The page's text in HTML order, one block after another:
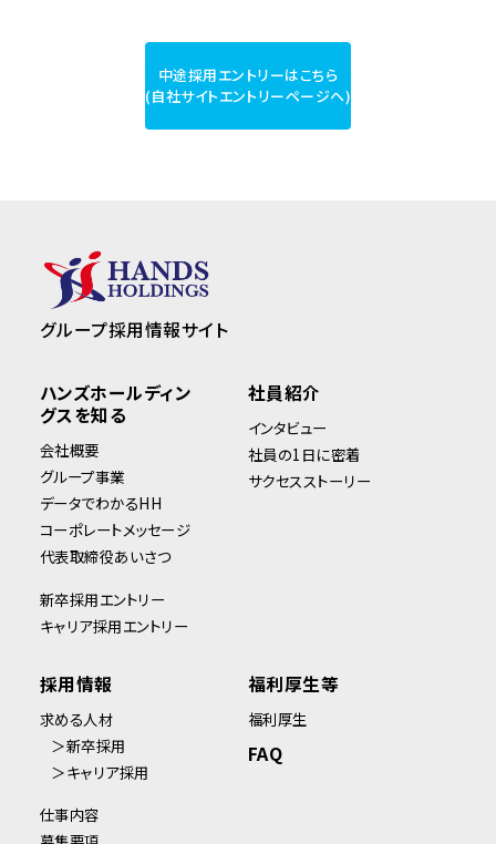
中途採用エントリーはこちら
(自社サイトエントリーページヘ)
グループ採用情報サイト
ハンズホールディン
グスを知る
会社概要
グループ事業
データでわかるHH
コーポレートメッセージ
代表取締役あいさつ
新卒採用エントリー
キャリア採用エントリー
社員紹介
インタビュー
社員の1日に密着
サクセスストーリー
採用情報
求める人材
＞新卒採用
＞キャリア採用
仕事内容
福利厚生等
福利厚生
FAQ